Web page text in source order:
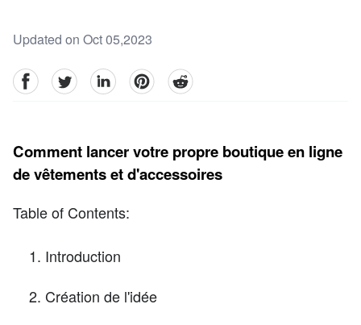
Updated on Oct 05,2023
facebookTwitter linkedinpinterestreddit
Comment lancer votre propre boutique en ligne
de vêtements et d'accessoires
Table of Contents:
Introduction
Création de l'idée